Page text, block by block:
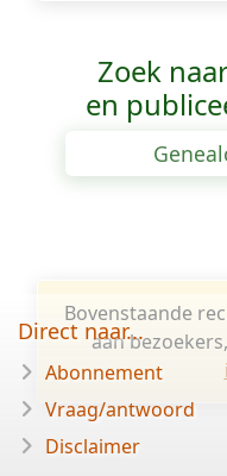
Zoek
en
Bovenstaande
aan
Direct naar...
Abonnement
Vraag/antwoord
Disclaimer